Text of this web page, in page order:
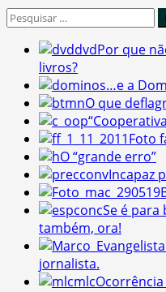
Pesquisar
Por que
livros?
…e a
O que
Foto
O “grande erro”
Incapaz
Se é para
também, ora!
jornalista.